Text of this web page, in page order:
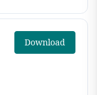
Download